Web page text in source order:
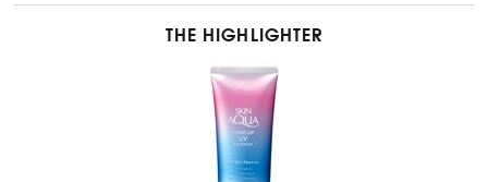
THE HIGHLIGHTER